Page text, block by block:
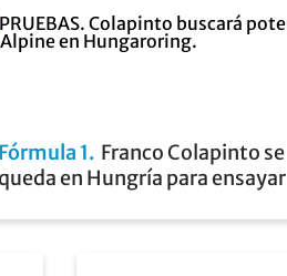
Fórmula 1
Franco Colapinto se
en Hungría para ensayar